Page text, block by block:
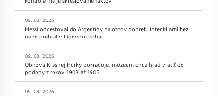
09. 08. 2026
Messi odcestoval do Argentíny na otcov pohreb. Inter Miami bez
neho prehral v Ligovom pohári
09. 08. 2026
Obnova Krásnej Hôrky pokračuje, múzeum chce hrad vrátiť do
podoby z rokov 1903 až 1905
09. 08. 2026